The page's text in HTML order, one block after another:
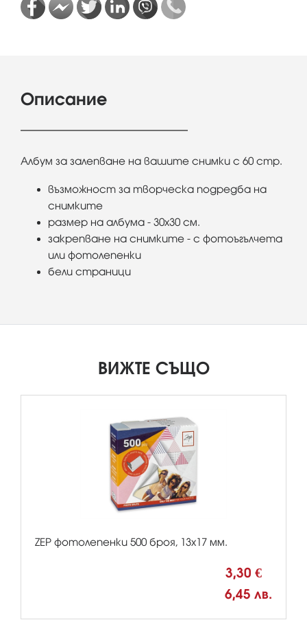
Описание
Албум за залепване на вашите снимки с 60 стр.
възможност за творческа подредба на
снимките
размер на албума - 30х30 см.
закрепване на снимките - с фотоъгълчета
или фотолепенки
бели страници
ВИЖТЕ СЪЩО
ZEP фотолепенки 500 броя, 13х17 мм.
3,30 €
6,45 лв.